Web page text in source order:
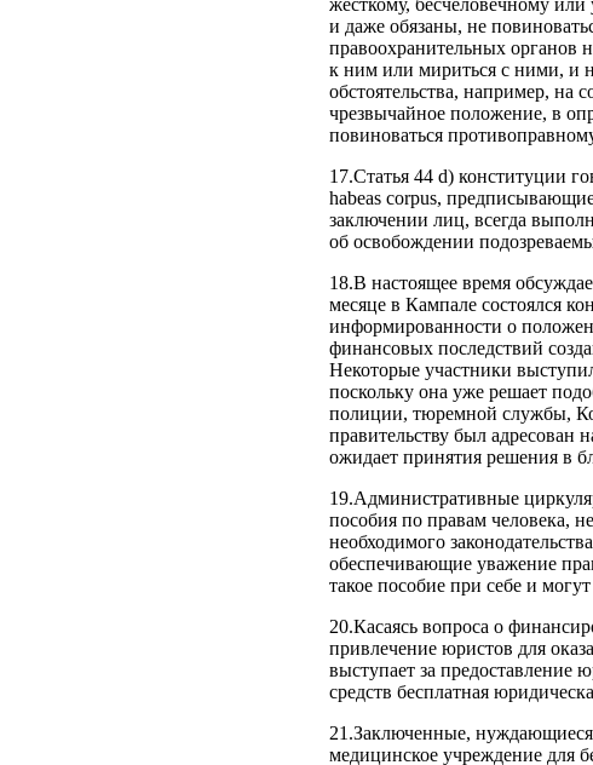
жесткому, бесчеловечному
и даже обязаны, не
правоохранительных органов
к ним или мириться с ними, и
обстоятельства, например, на
чрезвычайное положение, в
повиноваться
17.Статья 44 d) конституции
habeas corpus,
заключении лиц, всегда
об освобождении
18.В настоящее время
месяце в Кампале состоялся
информированности о
финансовых последствий
Некоторые участники
поскольку она уже решает
полиции, тюремной службы,
правительству был адресован
ожидает принятия решения в
19.Административные
пособия по правам человека,
необходимого
обеспечивающие уважение
такое пособие при себе и
20.Касаясь вопроса о
привлечение юристов для
выступает за
средств бесплатная
21.Заключенные,
медицинское учреждение для